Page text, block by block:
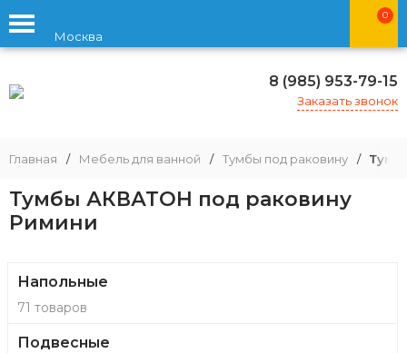
Москва
0
8 (985) 953-79-15
Заказать звонок
Главная / Мебель для ванной / Тумбы под раковину /
Тумбы АКВАТОН под раковину
Римини
Напольные
71 товаров
Подвесные